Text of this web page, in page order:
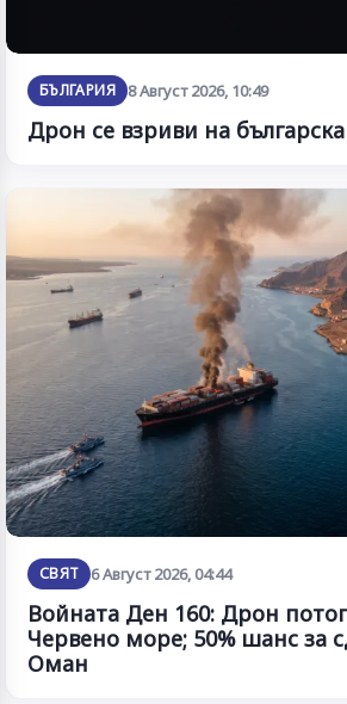
БЪЛГАРИЯ 8 Август 2026, 10:49
Дрон се взриви на
СВЯТ 6 Август 2026, 04:44
Войната Ден 160: Дрон
Червено море; 50% шанс за
Оман